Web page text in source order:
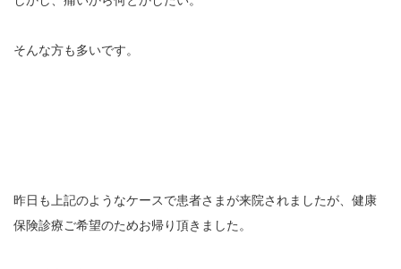
そんな方も多いです。
昨日も上記のようなケースで患者さまが来院されましたが、健康
保険診療ご希望のためお帰り頂きました。
休日診療・休診の御案内